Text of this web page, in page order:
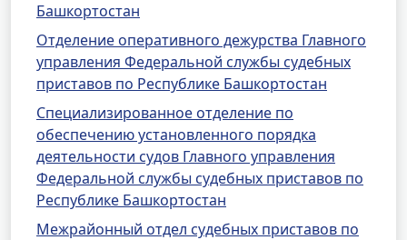
Башкортостан
Отделение оперативного дежурства Главного
управления Федеральной службы судебных
приставов по Республике Башкортостан
Специализированное отделение по
обеспечению установленного порядка
деятельности судов Главного управления
Федеральной службы судебных приставов по
Республике Башкортостан
Межрайонный отдел судебных приставов по